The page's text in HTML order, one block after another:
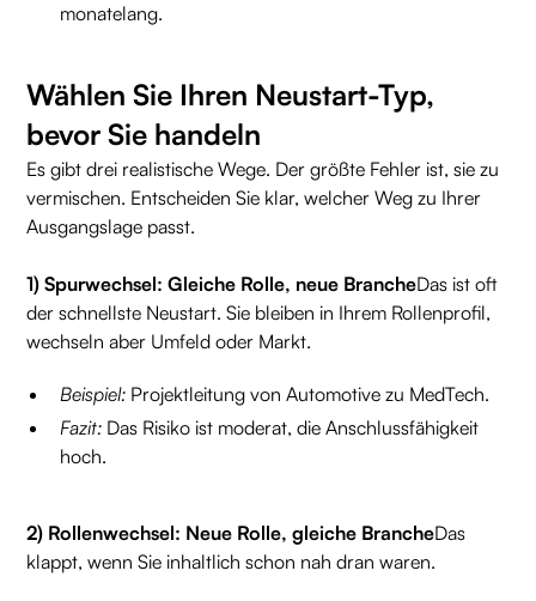
monatelang.
Wählen Sie Ihren Neustart-Typ,
bevor Sie handeln
Es gibt drei realistische Wege. Der größte Fehler ist, sie zu
vermischen. Entscheiden Sie klar, welcher Weg zu Ihrer
Ausgangslage passt.
1) Spurwechsel: Gleiche Rolle, neue BrancheDas ist oft
der schnellste Neustart. Sie bleiben in Ihrem Rollenprofil,
wechseln aber Umfeld oder Markt.
Beispiel: Projektleitung von Automotive zu MedTech.
Fazit: Das Risiko ist moderat, die Anschlussfähigkeit
hoch.
2) Rollenwechsel: Neue Rolle, gleiche BrancheDas
klappt, wenn Sie inhaltlich schon nah dran waren.